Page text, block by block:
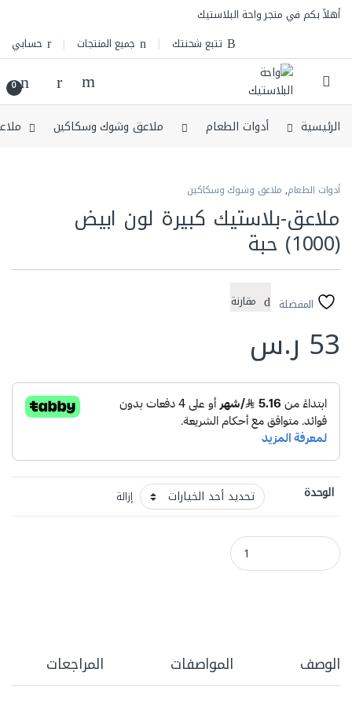
Skip to navigation
Skip to content
أهلاً بكم في متجر واحة البلاستيك
تتبع شحنتك
جميع المنتجات حسابي
0
الرئيسية أدوات الطعام ملاعق وشوك وسكاكين
أدوات الطعام, ملاعق وشوك وسكاكين
ملاعق-بلاستيك كبيرة لون ابيض
(1000) حبة
المفضلة مقارنة
53 ر.س
الوحدة إزالة
ملاعق-بلاستيك كبيرة لون ابيض (1000) حبة quantity
الوصف المواصفات المراجعات